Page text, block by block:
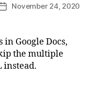
November 24, 2020
Google Docs,
the multiple
instead.